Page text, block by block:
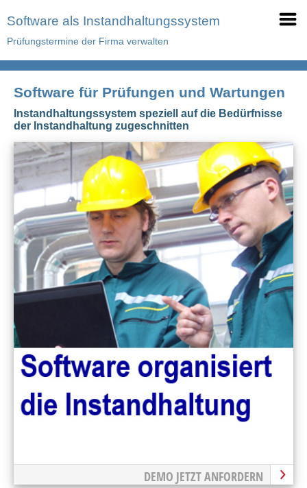
Software als Instandhaltungssystem
Prüfungstermine der Firma verwalten
Software für Prüfungen und Wartungen
Instandhaltungssystem speziell auf die Bedürfnisse
der Instandhaltung zugeschnitten
DEMO JETZT ANFORDERN